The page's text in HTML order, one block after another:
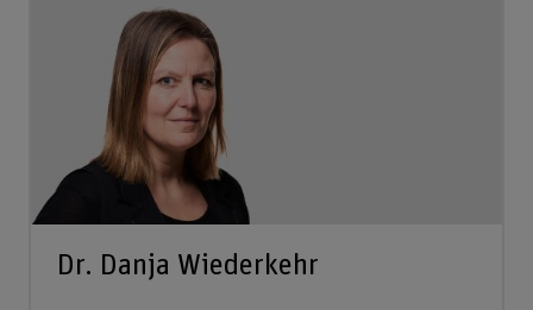
Dr. Danja Wiederkehr